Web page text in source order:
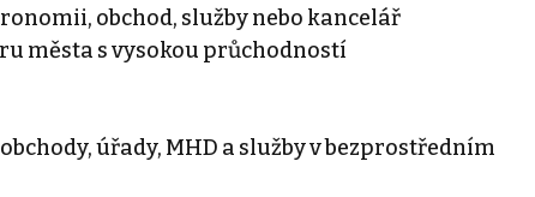
obchod, služby nebo kancelář
města s vysokou průchodností
úřady, MHD a služby v bezprostředním